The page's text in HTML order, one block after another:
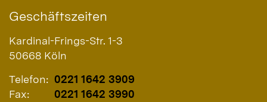
Geschäftszeiten
Kardinal-Frings-Str. 1-3
50668 Köln
Telefon: 0221 1642 3909
Fax:
0221 1642 3990